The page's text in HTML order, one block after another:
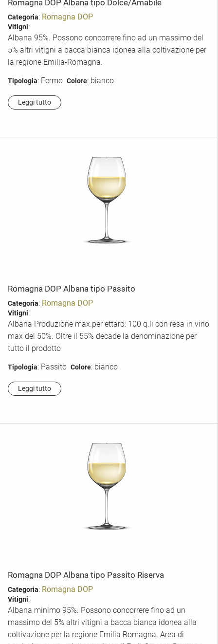
Romagna DOP Albana tipo Dolce/Amabile
Categoria: Romagna DOP
Vitigni:
Albana 95%. Possono concorrere fino ad un massimo del
5% altri vitigni a bacca bianca idonea alla coltivazione per
la regione Emilia-Romagna.
Tipologia: Fermo Colore: bianco
Leggi tutto
Romagna DOP Albana tipo Passito
Categoria: Romagna DOP
Vitigni:
Albana Produzione max.per ettaro: 100 q.li con resa in vino
max del 50%. Oltre il 55% decade la denominazione per
tutto il prodotto
Tipologia: Passito Colore: bianco
Leggi tutto
Romagna DOP Albana tipo Passito Riserva
Categoria: Romagna DOP
Vitigni:
Albana minimo 95%. Possono concorrere fino ad un
massimo del 5% altri vitigni a bacca bianca idonea alla
coltivazione per la regione Emilia Romagna. Area di